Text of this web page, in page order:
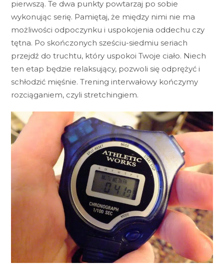
pierwszą. Te dwa punkty powtarzaj po sobie
wykonując serię. Pamiętaj, że między nimi nie ma
możliwości odpoczynku i uspokojenia oddechu czy
tętna. Po skończonych sześciu-siedmiu seriach
przejdź do truchtu, który uspokoi Twoje ciało. Niech
ten etap będzie relaksujący, pozwoli się odprężyć i
schłodzić mięśnie. Trening interwałowy kończymy
rozciąganiem, czyli stretchingiem.